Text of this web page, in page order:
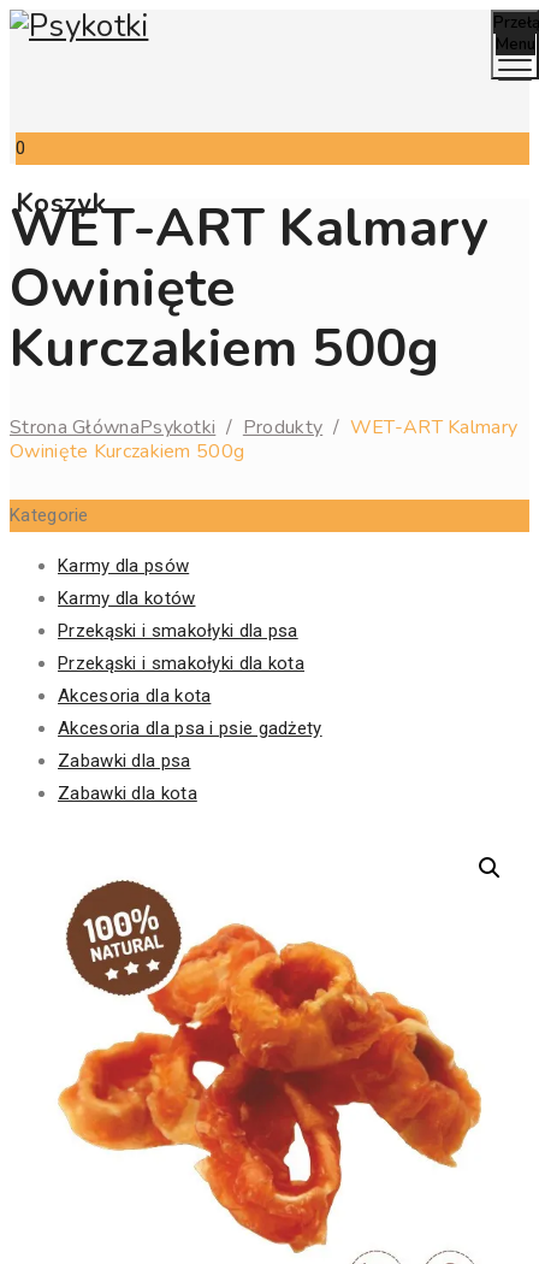
Menu
0
Koszyk
WET-ART Kalmary
Owinięte
Kurczakiem 500g
Strona GłównaPsykotki / Produkty / WET-ART Kalmary
Owinięte Kurczakiem 500g
Kategorie
Karmy dla psów
Karmy dla kotów
Przekąski i smakołyki dla psa
Przekąski i smakołyki dla kota
Akcesoria dla kota
Akcesoria dla psa i psie gadżety
Zabawki dla psa
Zabawki dla kota